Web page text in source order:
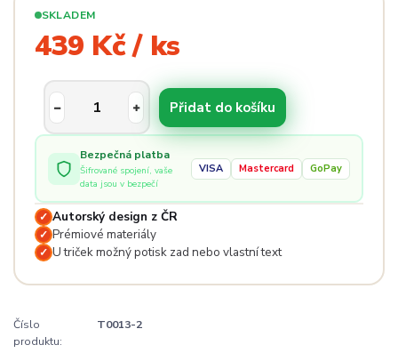
SKLADEM
439 Kč / ks
Přidat do košíku
Bezpečná platba
Šifrované spojení, vaše
data jsou v bezpečí
VISA Mastercard GoPay
✓ Autorský design z ČR
✓ Prémiové materiály
✓ U triček možný potisk zad nebo vlastní text
Číslo
produktu:
T0013-2